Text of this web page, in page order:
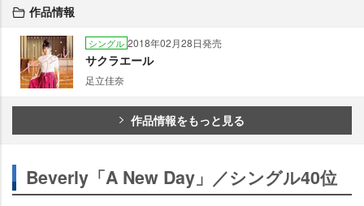
作品情報
シングル 2018年02月28日発売
サクラエール
足立佳奈
作品情報をもっと見る
Beverly「A New Day」／シングル40位